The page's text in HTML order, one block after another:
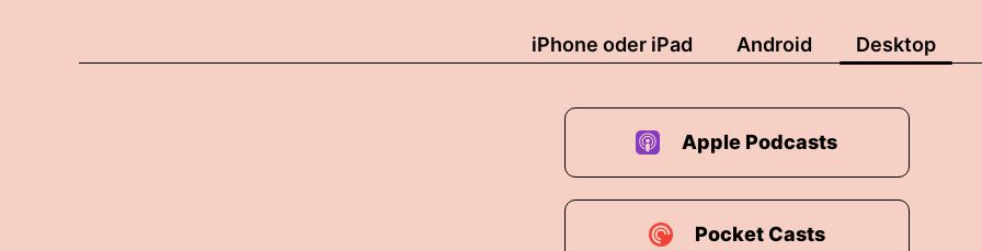
iPhone oder iPad Android Desktop
Apple Podcasts
Pocket Casts